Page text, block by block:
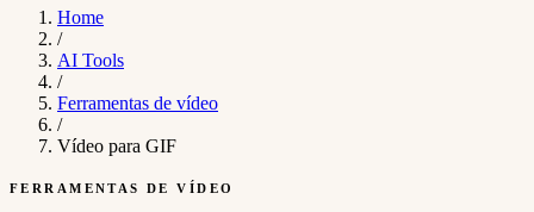
Home
/
AI Tools
/
Ferramentas de vídeo
/
Vídeo para GIF
FERRAMENTAS DE VÍDEO